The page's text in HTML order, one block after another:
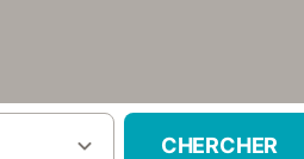
CHERCHER